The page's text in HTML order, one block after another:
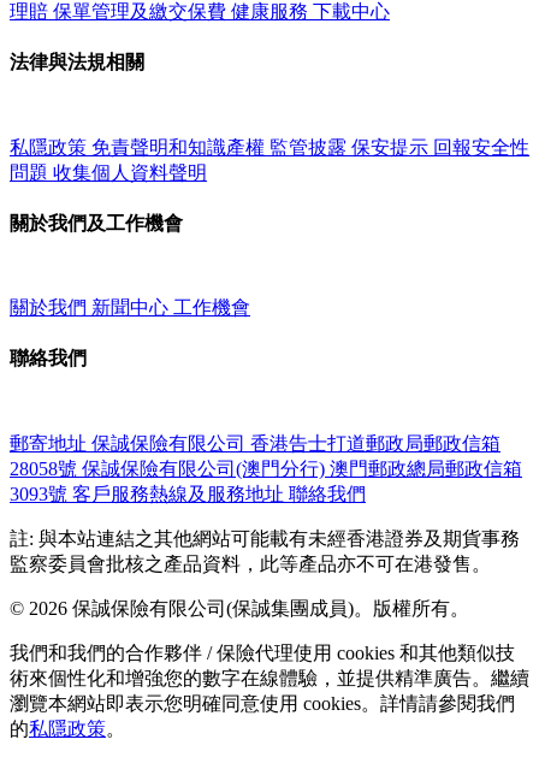
理賠 保單管理及繳交保費 健康服務 下載中心
法律與法規相關
私隱政策 免責聲明和知識產權 監管披露 保安提示 回報安全性
問題 收集個人資料聲明
關於我們及工作機會
關於我們 新聞中心 工作機會
聯絡我們
郵寄地址 保誠保險有限公司 香港告士打道郵政局郵政信箱
28058號 保誠保險有限公司(澳門分行) 澳門郵政總局郵政信箱
3093號 客戶服務熱線及服務地址 聯絡我們
註: 與本站連結之其他網站可能載有未經香港證券及期貨事務
監察委員會批核之產品資料，此等產品亦不可在港發售。
© 2026 保誠保險有限公司(保誠集團成員)。版權所有。
我們和我們的合作夥伴 / 保險代理使用 cookies 和其他類似技
術來個性化和增強您的數字在線體驗，並提供精準廣告。繼續
瀏覽本網站即表示您明確同意使用 cookies。詳情請參閱我們
的私隱政策。